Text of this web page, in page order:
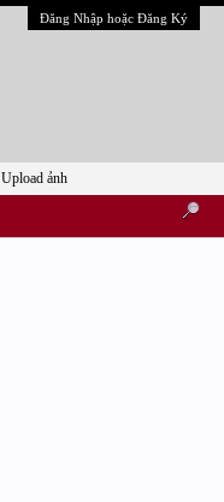
Đăng Nhập hoặc Đăng Ký
Upload ảnh